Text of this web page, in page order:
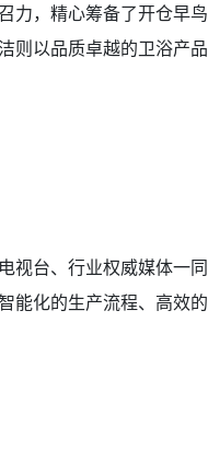
力，精心筹备了开仓早
则以品质卓越的卫浴产
视台、行业权威媒体一
能化的生产流程、高